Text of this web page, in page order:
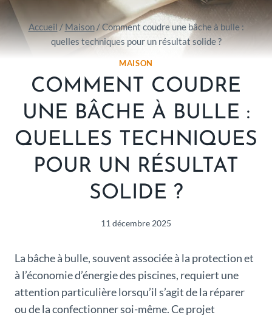
Accueil/ Maison /Comment coudre une bâche à bulle :
quelles techniques pour un résultat solide ?
MAISON
COMMENT COUDRE
UNE BÂCHE À BULLE :
QUELLES TECHNIQUES
POUR UN RÉSULTAT
SOLIDE ?
11 décembre 2025
La bâche à bulle, souvent associée à la protection et
à l’économie d’énergie des piscines, requiert une
attention particulière lorsqu’il s’agit de la réparer
ou de la confectionner soi-même. Ce projet